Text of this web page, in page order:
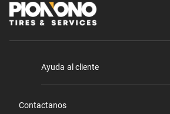
Ayuda al cliente
Contactanos